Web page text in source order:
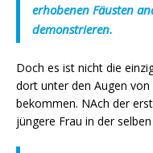
erhobenen Fäusten
demonstrieren.
Doch es ist nicht die
dort unter den Augen
bekommen. NAch der
jüngere Frau in der